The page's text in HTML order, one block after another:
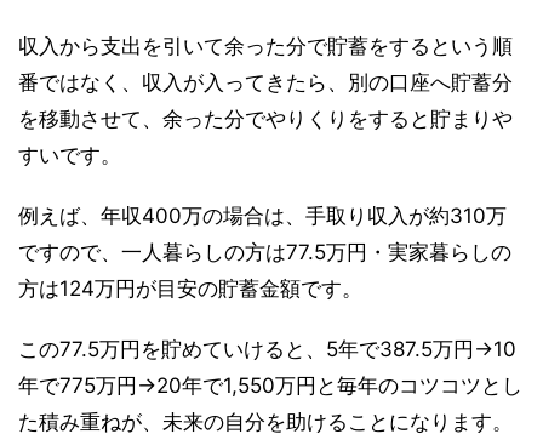
収入から支出を引いて余った分で貯蓄をするという順
番ではなく、収入が入ってきたら、別の口座へ貯蓄分
を移動させて、余った分でやりくりをすると貯まりや
すいです。
例えば、年収400万の場合は、手取り収入が約310万
ですので、一人暮らしの方は77.5万円・実家暮らしの
方は124万円が目安の貯蓄金額です。
この77.5万円を貯めていけると、5年で387.5万円→10
年で775万円→20年で1,550万円と毎年のコツコツとし
た積み重ねが、未来の自分を助けることになります。